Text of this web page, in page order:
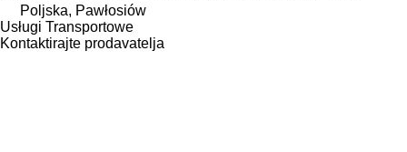
Poljska, Pawłosiów
Usługi Transportowe
Kontaktirajte prodavatelja